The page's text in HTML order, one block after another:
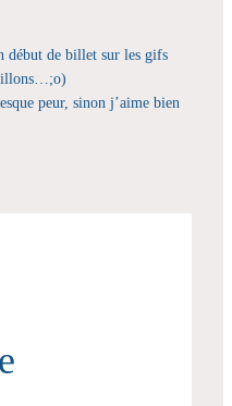
début de billet sur les gifs
peur, sinon j’aime bien